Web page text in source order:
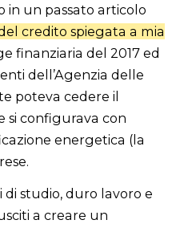
in un passato articolo
credito spiegata a mia
finanziaria del 2017 ed
dell’Agenzia delle
poteva cedere il
si configurava con
energetica (la
studio, duro lavoro e
a creare un